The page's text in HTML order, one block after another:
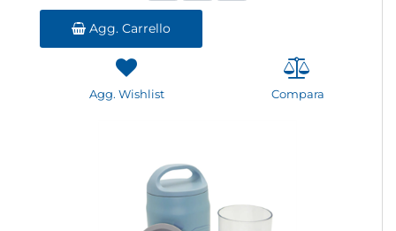
Agg. Carrello
Agg. Wishlist Compara